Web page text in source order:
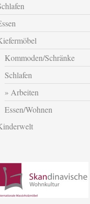
Kommoden/Schränke
Schlafen
Arbeiten
Essen/Wohnen